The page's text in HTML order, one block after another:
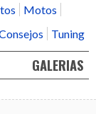
Motos
Tuning
GALERIAS